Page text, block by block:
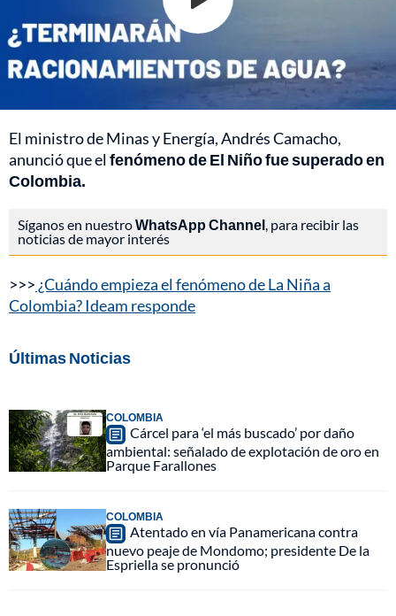
El ministro de Minas y Energía, Andrés Camacho,
anunció que elfenómeno de El Niño fue superado en
Colombia.
Síganos en nuestroWhatsApp Channel , para recibir las
noticias de mayor interés
>>> ¿Cuándo empieza el fenómeno de La Niña a
Colombia? Ideam responde
Últimas Noticias
COLOMBIA
Cárcel para ‘el más buscado’ por daño
ambiental: señalado de explotación de oro en
Parque Farallones
COLOMBIA
Atentado en vía Panamericana contra
nuevo peaje de Mondomo; presidente De la
Espriella se pronunció